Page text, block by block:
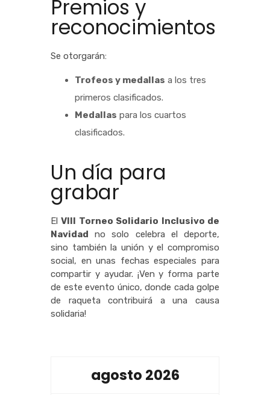
Premios y
reconocimientos
Se otorgarán:
Trofeos y medallas a los tres
primeros clasificados.
Medallas para los cuartos
clasificados.
Un día para
grabar
ElVIII Torneo Solidario Inclusivo de
Navidad no solo celebra el deporte,
sino también la unión y el compromiso
social, en unas fechas especiales para
compartir y ayudar. ¡Ven y forma parte
de este evento único, donde cada golpe
de raqueta contribuirá a una causa
solidaria!
agosto 2026